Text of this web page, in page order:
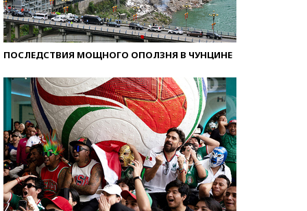
ПОСЛЕДСТВИЯ МОЩНОГО ОПОЛЗНЯ В ЧУНЦИНЕ